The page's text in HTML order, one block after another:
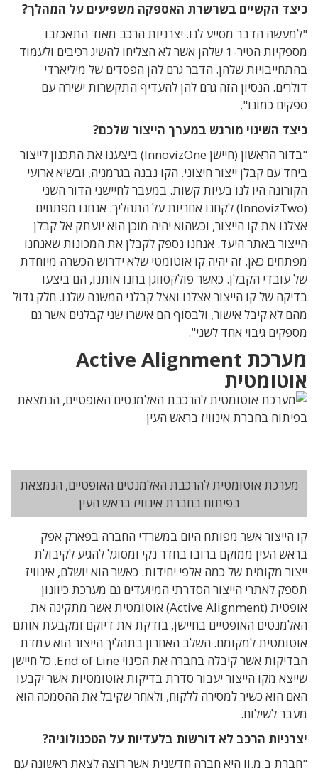
כיצד הקשיים בשרשרת האספקה משפיעים על המהלך?
"למעשה הדבר מסייע לנו. יצרניות הרכב מאוד התאכזבו
מספקיות הטיר-1 שלהן אשר לא הצליחו להשיג רכיבים ולעמוד
בהתחייבויות שלהן. הדבר גרם להן הפסדים של מיליארדי
דולרים. הנסיון הזה גרם להן להעדיף התקשרות ישירה עם
ספקים כמונו".
כיצד השינוי מורגש במערך הייצור שלכם?
"בדור הראשון (חיישן InnovizOne) ביצענו את התכנון לייצור
ביחד עם קבלן ייצור חיצוני. הקו נבנה בגרמניה, ובשיא ארועי
הקורונה היו לנו בעיות קשות. במעבר לחיישני הדור השני
(InnovizTwo) לקחנו אחריות על התהליך: אנחנו מפתחים
אצלנו את קו הייצור, וכשהוא יהיה מוכן הוא יועתק אל קבלן
הייצור באתר היעד. אנחנו נספק לקבלן את המכונות שאנחנו
מפתחים כאן. זה יהיה קו אוטומטי שלא ידרוש הכשרה מיוחדת
של עובדי הקבלן. כאשר פולקסווגן בחנו אותנו, הם ביצעו
בדיקה של קו הייצור אצלנו ואצל קבלני המשנה שלנו. חלק גדול
מהם לא קיבל אישור, ולבסוף הם אישרו שני קבלנים אשר גם
מספקים גיבוי אחד לשני".
מערכת Active Alignment
אוטומטית
מערכת אוטומטית להרכבת האלמנטים האופטיים, הנמצאת
בפיתוח בחברת אינוויז בראש העין
קו הייצור אשר מפותח היום במשרדי החברה בפארק אפק
בראש העין ממוקם ברובו בחדר נקי ומסוגל להגיע לקיבולת
ייצור מקומית של כמה אלפי יחידות. כאשר הוא יושלם, אינוויז
תספק לאתרי הייצור הסדרתי המיועדים גם מערכת כיוונון
אופטית (Active Alignment) אוטומטית אשר מתקינה את
האלמנטים האופטיים בחיישן, בודקת את דיוקם ומקבעת אותם
אוטומטית למקומם. השלב האחרון בתהליך הייצור הוא עמדת
הבדיקות אשר קיבלה בחברה את הכינוי End of Line. כל חיישן
שייצא מקו הייצור יעבור סדרת בדיקות אוטומטיות אשר יקבעו
האם הוא כשיר למסירה ללקוח, ולאחר שקיבל את ההסמכה הוא
מעבר לשילוח.
יצרניות הרכב לא דורשות בלעדיות על הטכנולוגיה?
"חברת ב.מ.וו היא חברה חדשנית אשר רוצה לצאת ראשונה עם